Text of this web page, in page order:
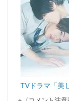
TVドラマ「美